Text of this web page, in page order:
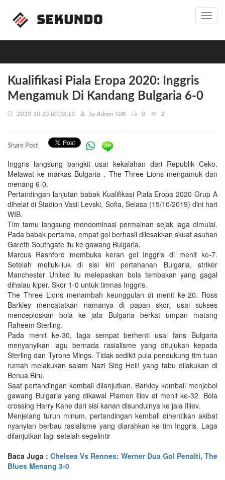
Kualifikasi Piala Eropa 2020: Inggris
Mengamuk Di Kandang Bulgaria 6-0
2019-10-15 00:03:13 by Admin TDB 0 2
Share Post
Inggris langsung bangkit usai kekalahan dari Republik Ceko.
Melawat ke markas Bulgaria , The Three Lions mengamuk dan
menang 6-0.
Pertandingan lanjutan babak Kualifikasi Piala Eropa 2020 Grup A
dihelat di Stadion Vasil Levski, Sofia, Selasa (15/10/2019) dini hari
WIB.
Tim tamu langsung mendominasi permainan sejak laga dimulai.
Pada babak pertama, empat gol berhasil dilesakkan skuat asuhan
Gareth Southgate itu ke gawang Bulgaria.
Marcus Rashford membuka keran gol Inggris di menit ke-7.
Setelah meliuk-liuk di sisi kiri pertahanan Bulgaria, striker
Manchester United itu melepaskan bola tembakan yang gagal
dihalau kiper. Skor 1-0 untuk timnas Inggris.
The Three Lions menambah keunggulan di menit ke-20. Ross
Barkley mencatatkan namanya di papan skor, usai sukses
menceploskan bola ke jala Bulgaria berkat umpan matang
Raheem Sterling.
Pada menit ke-30, laga sempat berhenti usai fans Bulgaria
menyanyikan lagu bernada rasialisme yang ditujukan kepada
Sterling dan Tyrone Mings. Tidak sedikit pula pendukung tim tuan
rumah melakukan salam Nazi Sieg Heil! yang tabu dilakukan di
Benua Biru.
Saat pertandingan kembali dilanjutkan, Barkley kembali menjebol
gawang Bulgaria yang dikawal Plamen Iliev di menit ke-32. Bola
crossing Harry Kane dari sisi kanan disundulnya ke jala Illiev.
Menjelang turun minum, pertandingan kembali dihentikan akibat
nyanyian berbau rasialisme yang diarahkan ke tim Inggris. Laga
dilanjutkan lagi setelah segelintir
Baca Juga : Chelsea Vs Rennes: Werner Dua Gol Penalti, The
Blues Menang 3-0